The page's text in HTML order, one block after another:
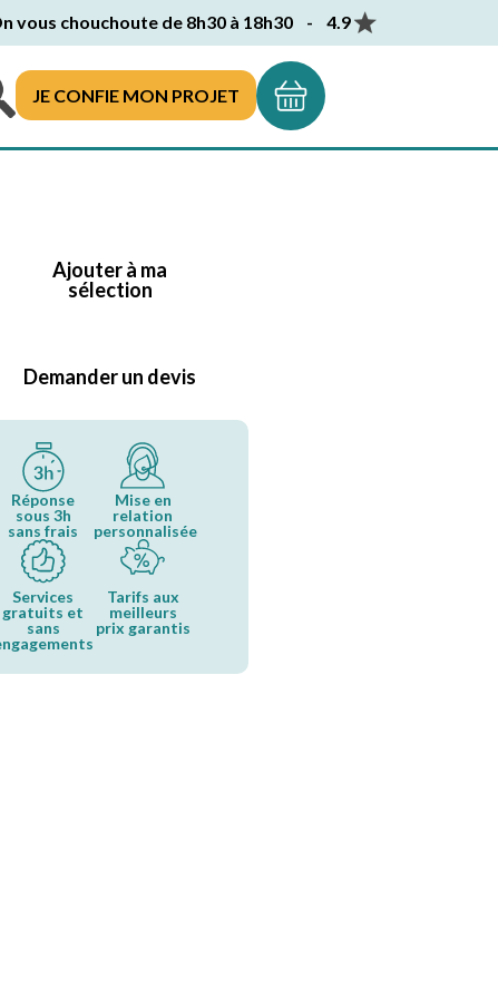
vous chouchoute de 8h30 à 18h30 - 4.9
JE CONFIE MON PROJET
Ajouter à ma
sélection
Demander un devis
Réponse
sous 3h
sans frais
Mise en
relation
personnalisée
Services
gratuits et
sans
Tarifs aux
meilleurs
prix garantis